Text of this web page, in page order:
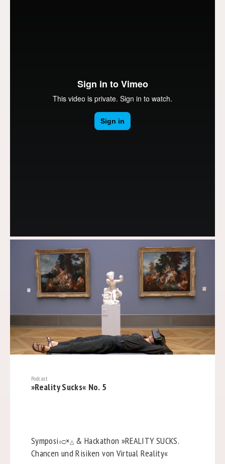
Podcast
»Reality Sucks« No. 5
Symposi ○□×△ & Hackathon »REALITY SUCKS.
Chancen und Risiken von Virtual Reality«